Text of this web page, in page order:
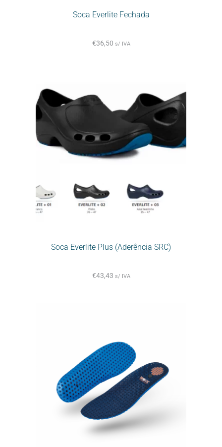
Soca Everlite Fechada
€36,50 s/ IVA
Soca Everlite Plus (Aderência SRC)
€43,43 s/ IVA